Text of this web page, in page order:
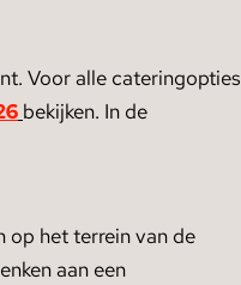
Voor alle cateringopties
bekijken. In de
op het terrein van de
aan een